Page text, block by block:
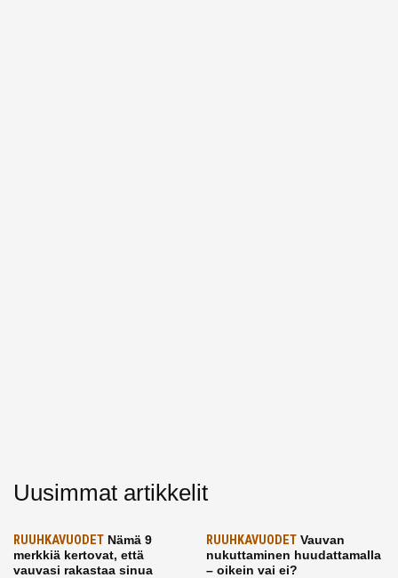
Uusimmat artikkelit
RUUHKAVUODET Nämä 9
merkkiä kertovat, että
vauvasi rakastaa sinua
RUUHKAVUODETVauvan
nukuttaminen huudattamalla
– oikein vai ei?